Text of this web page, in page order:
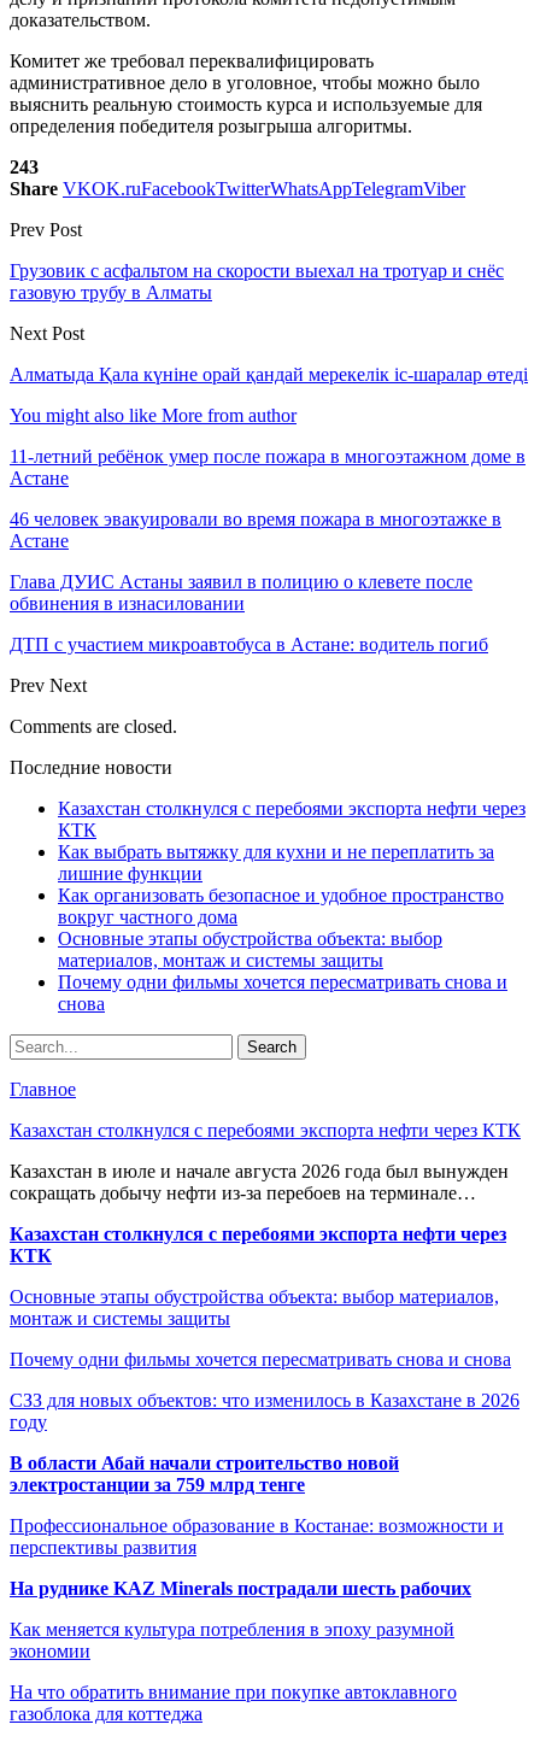
доказательством.
Комитет же требовал переквалифицировать
административное дело в уголовное, чтобы можно было
выяснить реальную стоимость курса и используемые для
определения победителя розыгрыша алгоритмы.
243
Share VKOK.ruFacebookTwitterWhatsAppTelegramViber
Prev Post
Грузовик с асфальтом на скорости выехал на тротуар и снёс
газовую трубу в Алматы
Next Post
Алматыда Қала күніне орай қандай мерекелік іс-шаралар өтеді
You might also like More from author
11-летний ребёнок умер после пожара в многоэтажном доме в
Астане
46 человек эвакуировали во время пожара в многоэтажке в
Астане
Глава ДУИС Астаны заявил в полицию о клевете после
обвинения в изнасиловании
ДТП с участием микроавтобуса в Астане: водитель погиб
Prev Next
Comments are closed.
Последние новости
Казахстан столкнулся с перебоями экспорта нефти через
КТК
Как выбрать вытяжку для кухни и не переплатить за
лишние функции
Как организовать безопасное и удобное пространство
вокруг частного дома
Основные этапы обустройства объекта: выбор
материалов, монтаж и системы защиты
Почему одни фильмы хочется пересматривать снова и
снова
Главное
Казахстан столкнулся с перебоями экспорта нефти через КТК
Казахстан в июле и начале августа 2026 года был вынужден
сокращать добычу нефти из-за перебоев на терминале…
Казахстан столкнулся с перебоями экспорта нефти через
КТК
Основные этапы обустройства объекта: выбор материалов,
монтаж и системы защиты
Почему одни фильмы хочется пересматривать снова и снова
СЗЗ для новых объектов: что изменилось в Казахстане в 2026
году
В области Абай начали строительство новой
электростанции за 759 млрд тенге
Профессиональное образование в Костанае: возможности и
перспективы развития
На руднике KAZ Minerals пострадали шесть рабочих
Как меняется культура потребления в эпоху разумной
экономии
На что обратить внимание при покупке автоклавного
газоблока для коттеджа